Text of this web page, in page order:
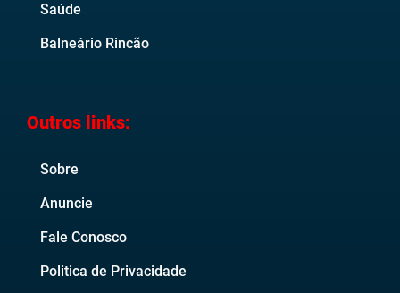
Saúde
Balneário Rincão
Outros links:
Sobre
Anuncie
Fale Conosco
Politica de Privacidade